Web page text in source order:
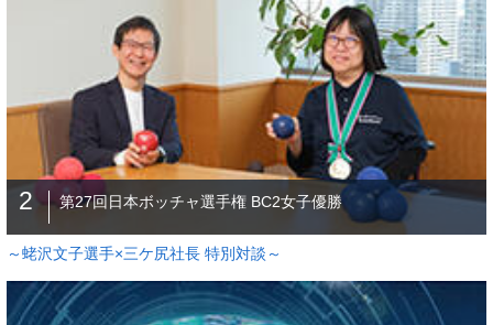
2 第27回日本ボッチャ選手権 BC2女子優勝
～蛯沢文子選手×三ケ尻社長 特別対談～